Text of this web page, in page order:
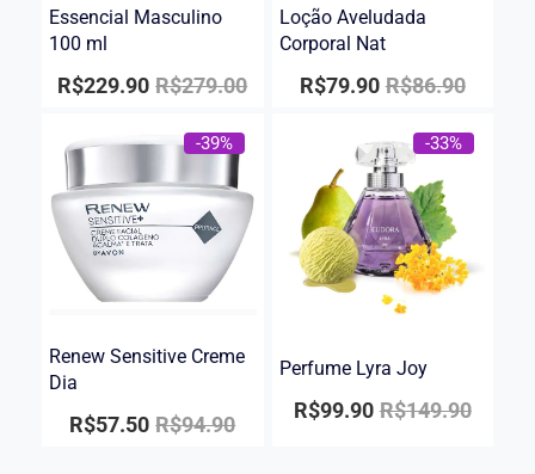
Essencial Masculino
100 ml
R$279.00
R$229.90
Loção Aveludada
Corporal Nat
R$86.90
R$79.90
-39%
Renew Sensitive Creme
Dia
R$94.90
R$57.50
-33%
Perfume Lyra Joy
R$149.90
R$99.90